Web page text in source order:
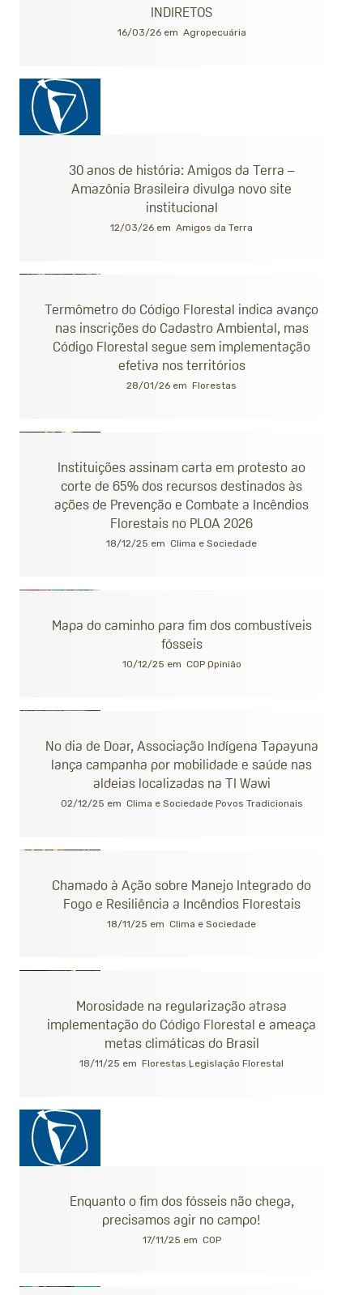
INDIRETOS
16/03/26 em Agropecuária
30 anos de história: Amigos da Terra –
Amazônia Brasileira divulga novo site
institucional
12/03/26 em Amigos da Terra
Termômetro do Código Florestal indica avanço
nas inscrições do Cadastro Ambiental, mas
Código Florestal segue sem implementação
efetiva nos territórios
28/01/26 em Florestas
Instituições assinam carta em protesto ao
corte de 65% dos recursos destinados às
ações de Prevenção e Combate a Incêndios
Florestais no PLOA 2026
18/12/25 em Clima e Sociedade
Mapa do caminho para fim dos combustíveis
fósseis
10/12/25 em COP Opinião
No dia de Doar, Associação Indígena Tapayuna
lança campanha por mobilidade e saúde nas
aldeias localizadas na TI Wawi
02/12/25 em Clima e Sociedade Povos Tradicionais
Chamado à Ação sobre Manejo Integrado do
Fogo e Resiliência a Incêndios Florestais
18/11/25 em Clima e Sociedade
Morosidade na regularização atrasa
implementação do Código Florestal e ameaça
metas climáticas do Brasil
18/11/25 em Florestas Legislação Florestal
Enquanto o fim dos fósseis não chega,
precisamos agir no campo!
17/11/25 em COP